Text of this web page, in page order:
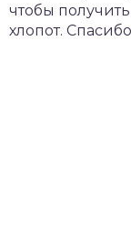
чтобы
хлопот.